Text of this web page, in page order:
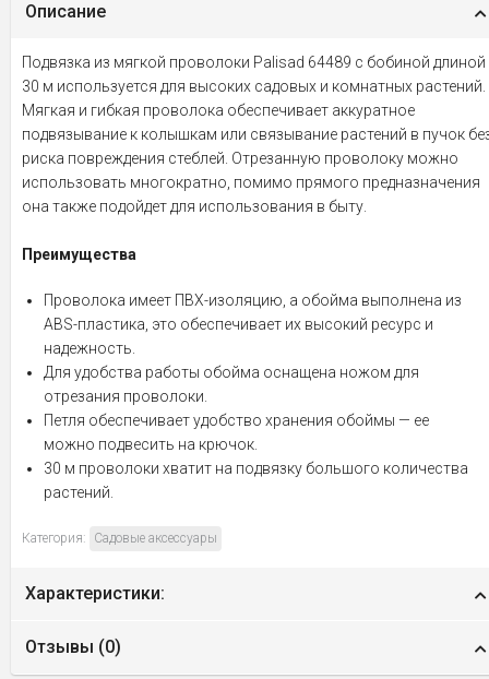
Описание
Подвязка из мягкой проволоки Palisad 64489 с бобиной длиной
30 м используется для высоких садовых и комнатных растений.
Мягкая и гибкая проволока обеспечивает аккуратное
подвязывание к колышкам или связывание растений в пучок
риска повреждения стеблей. Отрезанную проволоку можно
использовать многократно, помимо прямого предназначения
она также подойдет для использования в быту.
Преимущества
Проволока имеет ПВХ-изоляцию, а обойма выполнена из
ABS-пластика, это обеспечивает их высокий ресурс и
надежность.
Для удобства работы обойма оснащена ножом для
отрезания проволоки.
Петля обеспечивает удобство хранения обоймы — ее
можно подвесить на крючок.
30 м проволоки хватит на подвязку большого количества
растений.
Категория: Садовые аксессуары
Характеристики:
Отзывы (0)